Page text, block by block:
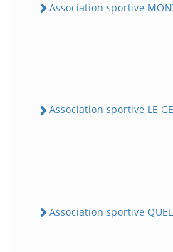
Association sportive
Association sportive LE
Association sportive